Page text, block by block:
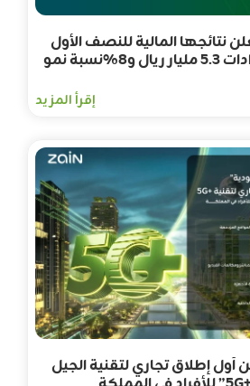
نتائجها المالية للنصف الأول
من عام 2026م بإيرادات 5.3 مليار ريال و8%نسبة نمو
إقرأ المزيد
إطلاق تجاري لتقنية الجيل